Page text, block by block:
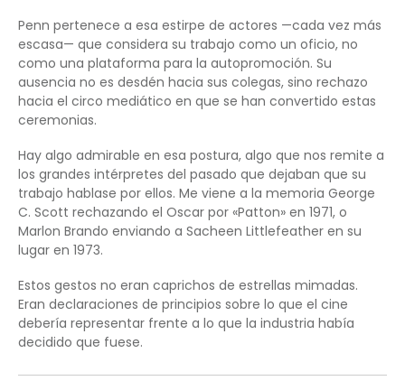
Penn pertenece a esa estirpe de actores —cada vez más
escasa— que considera su trabajo como un oficio, no
como una plataforma para la autopromoción. Su
ausencia no es desdén hacia sus colegas, sino rechazo
hacia el circo mediático en que se han convertido estas
ceremonias.
Hay algo admirable en esa postura, algo que nos remite a
los grandes intérpretes del pasado que dejaban que su
trabajo hablase por ellos. Me viene a la memoria George
C. Scott rechazando el Oscar por «Patton» en 1971, o
Marlon Brando enviando a Sacheen Littlefeather en su
lugar en 1973.
Estos gestos no eran caprichos de estrellas mimadas.
Eran declaraciones de principios sobre lo que el cine
debería representar frente a lo que la industria había
decidido que fuese.